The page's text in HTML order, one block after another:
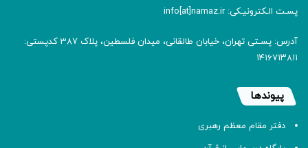
پسـت الـکترونیـکی: info[at]namaz.ir
آدرس: پسـتی تهران، خیابان طالقانی، میدان فلسطین، پلاک 387 کدپستی:
۱۴۱۶۷۱۳۸۱۱
پیوندها
دفتر مقام معظم رهبری